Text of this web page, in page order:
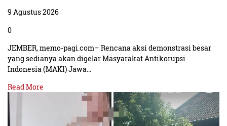
9 Agustus 2026
0
JEMBER, memo-pagi.com– Rencana aksi demonstrasi besar
yang sedianya akan digelar Masyarakat Antikorupsi
Indonesia (MAKI) Jawa…
Read More